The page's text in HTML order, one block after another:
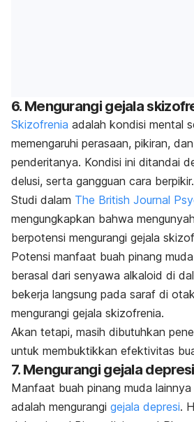
6. Mengurangi gejala
Skizofrenia adalah kondisi mental
memengaruhi perasaan, pikiran,
penderitanya. Kondisi ini ditandai
delusi, serta gangguan cara berpikir.
Studi dalam The British Journal
mengungkapkan bahwa
berpotensi mengurangi gejala
Potensi manfaat buah pinang
berasal dari senyawa alkaloid di
bekerja langsung pada saraf di
mengurangi gejala skizofrenia.
Akan tetapi, masih dibutuhkan
untuk membuktikkan efektivitas
7. Mengurangi gejala depresi
Manfaat buah pinang muda
adalah mengurangi gejala depresi.